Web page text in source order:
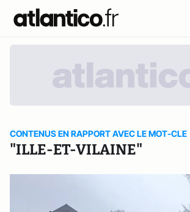
CONTENUS EN RAPPORT AVEC LE MOT-CLE
"ILLE-ET-VILAINE"